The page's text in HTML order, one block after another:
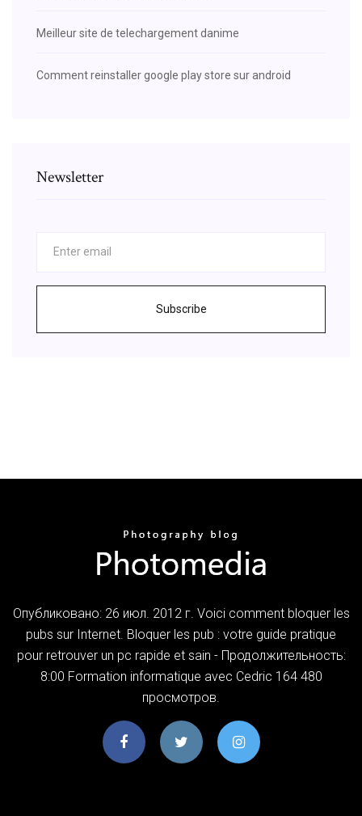
Meilleur site de telechargement danime
Comment reinstaller google play store sur android
Newsletter
Subscribe
Опубликовано: 26 июл. 2012 г. Voici comment bloquer les
pubs sur Internet. Bloquer les pub : votre guide pratique
pour retrouver un pc rapide et sain - Продолжительность:
8:00 Formation informatique avec Cedric 164 480
просмотров.